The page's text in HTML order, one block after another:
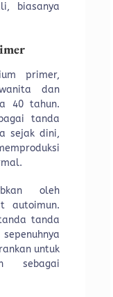
biasanya
primer,
dan
40 tahun.
tanda
sejak dini,
oleh
autoimun.
tanda
untuk
sebagai